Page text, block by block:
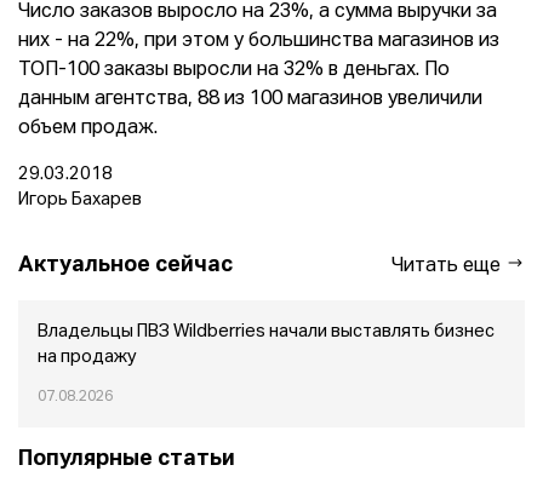
Число заказов выросло на 23%, а сумма выручки за
них - на 22%, при этом у большинства магазинов из
ТОП-100 заказы выросли на 32% в деньгах. По
данным агентства, 88 из 100 магазинов увеличили
объем продаж.
29.03.2018
Игорь Бахарев
Актуальное сейчас Читать еще
Владельцы ПВЗ Wildberries начали выставлять бизнес
на продажу
07.08.2026
Популярные статьи